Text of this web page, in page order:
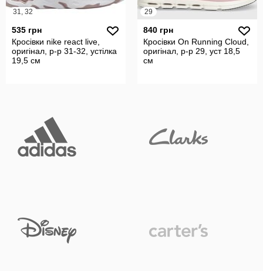
31, 32
535 грн
Кросівки nike react live,
оригінал, р-р 31-32, устілка
19,5 см
29
840 грн
Кросівки On Running Cloud,
оригінал, р-р 29, уст 18,5
см